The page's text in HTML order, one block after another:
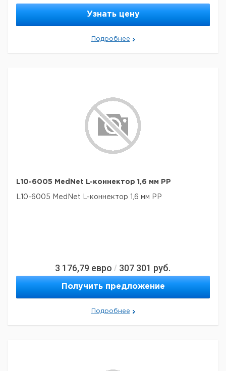
Узнать цену
Подробнее
L10-6005 MedNet L-коннектор 1,6 мм PP
L10-6005 MedNet L-коннектор 1,6 мм PP
3 176,79 евро / 307 301 руб.
Получить предложение
Подробнее